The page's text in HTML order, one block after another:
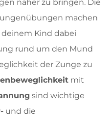
näher zu bringen. Die
machen
Kind dabei
rund um den Mund
der Zunge zu
mit
sind wichtige
und die